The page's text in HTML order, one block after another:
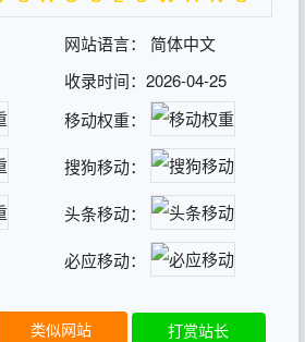
网站语言： 简体中文
收录时间：2026-04-25
移动权重：
搜狗移动：
头条移动：
必应移动：
类似网站 打赏站长